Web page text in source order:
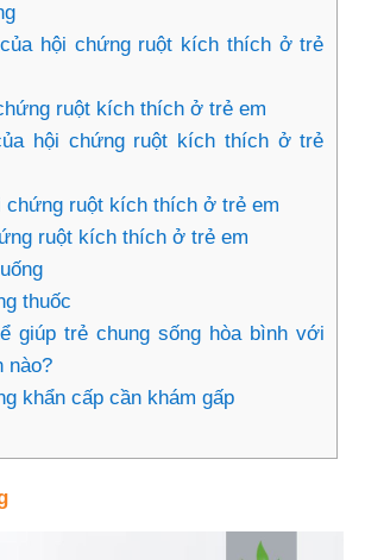
của hội chứng ruột kích thích ở trẻ
ruột kích thích ở trẻ em
hội chứng ruột kích thích ở trẻ
chứng ruột kích thích ở trẻ em
ruột kích thích ở trẻ em
thuốc
giúp trẻ chung sống hòa bình với
nào?
khẩn cấp cần khám gấp